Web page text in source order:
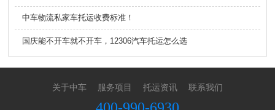
中车物流私家车托运收费标准！
国庆能不开车就不开车，12306汽车托运怎么选
关于中车 服务项目 托运资讯 联系我们